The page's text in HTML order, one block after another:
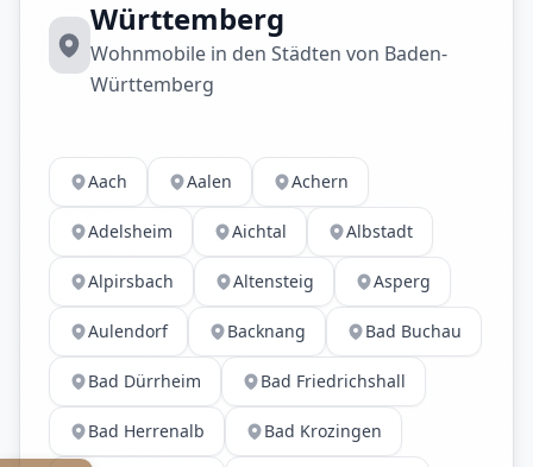
Württemberg
Wohnmobile in den Städten von Baden-
Württemberg
Aach Aalen Achern
Adelsheim Aichtal Albstadt
Alpirsbach Altensteig Asperg
Aulendorf Backnang Bad Buchau
Bad Dürrheim Bad Friedrichshall
Bad Herrenalb Bad Krozingen